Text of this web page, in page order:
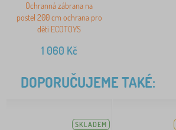
Ochranná zábrana na
postel 200 cm ochrana pro
děti ECOTOYS
1 060 Kč
DOPORUČUJEME TAKÉ:
SKLADEM